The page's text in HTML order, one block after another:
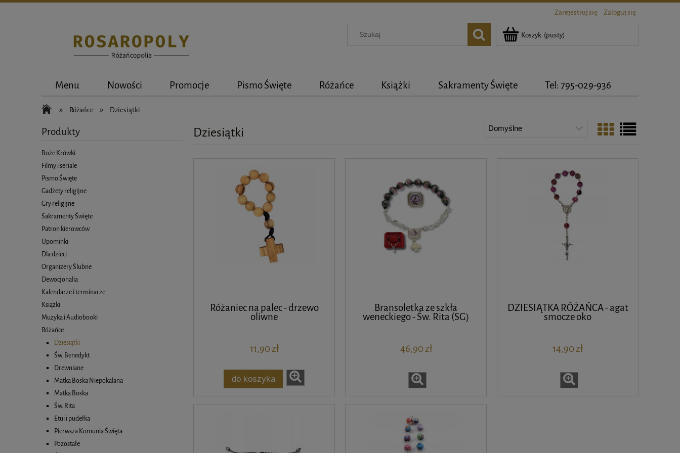
Zarejestruj się Zaloguj się
Koszyk: (pusty)
Menu Nowości Promocje Pismo Święte Różańce Książki Sakramenty Święte Tel: 795-029-936
» Różańce » Dziesiątki
Produkty
Boże Krówki
Filmy i seriale
Pismo Święte
Gadżety religijne
Gry religijne
Sakramenty Święte
Patron kierowców
Upominki
Dla dzieci
Organizery Ślubne
Dewocjonalia
Kalendarze i terminarze
Książki
Muzyka i Audiobooki
Różańce
Dziesiątki
Św. Benedykt
Drewniane
Matka Boska Niepokalana
Matka Boska
Św. Rita
Etui i pudełka
Pierwsza Komunia Święta
Pozostałe
Dziesiątki
Różaniec na palec - drzewo
oliwne
11,90 zł
do koszyka
Bransoletka ze szkła
weneckiego - Św. Rita (SG)
46,90 zł
DZIESIĄTKA RÓŻAŃCA - agat
smocze oko
14,90 zł